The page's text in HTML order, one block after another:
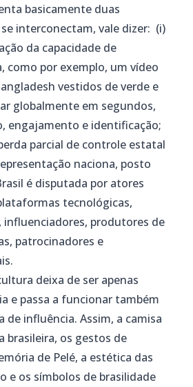
basicamente duas
interconectam, vale dizer: (i)
da capacidade de
como por exemplo, um vídeo
vestidos de verde e
globalmente em segundos,
engajamento e identificação;
parcial de controle estatal
naciona, posto
é disputada por atores
tecnológicas,
influenciadores, produtores de
patrocinadores e
deixa de ser apenas
e passa a funcionar também
influência. Assim, a camisa
brasileira, os gestos de
de Pelé, a estética das
e os símbolos de brasilidade